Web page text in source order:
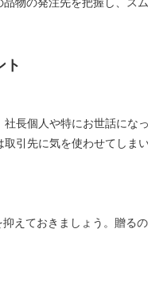
ト
長個人や特にお世話にな
引先に気を使わせてしま
えておきましょう。贈る